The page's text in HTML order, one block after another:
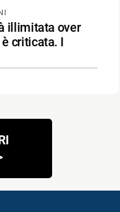
illimitata over
criticata. I